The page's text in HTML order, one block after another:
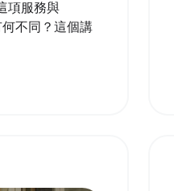
項服務與
不同？這個講